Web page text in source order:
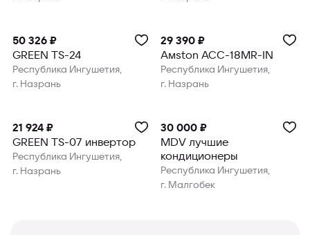
50 326 ₽
GREEN TS-24
Республика Ингушетия,
г. Назрань
29 390 ₽
Amston ACC-18MR-IN
Республика Ингушетия,
г. Назрань
21 924 ₽
GREEN TS-07 инвертор
Республика Ингушетия,
г. Назрань
30 000 ₽
MDV лучшие
кондиционеры
Республика Ингушетия,
г. Малгобек